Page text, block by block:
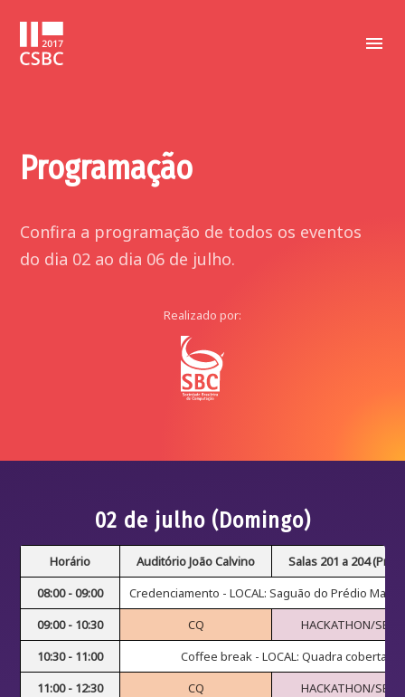
Programação
Confira a programação de todos os eventos
do dia 02 ao dia 06 de julho.
Realizado por:
02 de julho (Domingo)
Horário Auditório João Calvino
Salas 201 a 204
08:00 - 09:00
Credenciamento - LOCAL: Saguão do Prédio
09:00 - 10:30
CQ
HACKATHON/
10:30 - 11:00
Coffee break - LOCAL: Quadra coberta
11:00 - 12:30
CQ
HACKATHON/